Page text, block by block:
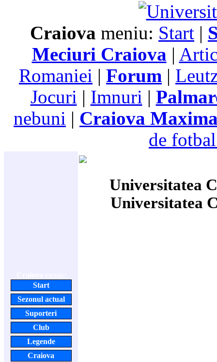
Craiova meniu: Start |
Meciuri Craiova |
Romaniei | Forum |
Jocuri | Imnuri |
nebuni | Craiova
de
Start
Sezonul actual
Suporteri
Club
Legende
Craiova
Universitatea
Universitatea